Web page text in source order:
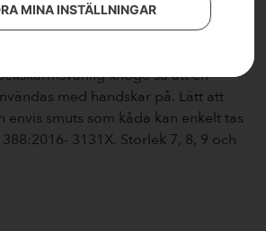
MINA INSTÄLLNINGAR
utformad för allt slags
Handflatan ger en exakt
knoge så att en
med handskar på. Lätt att
smuts som kåda kan enkelt tas
3131X. Storlek 7, 8, 9 och